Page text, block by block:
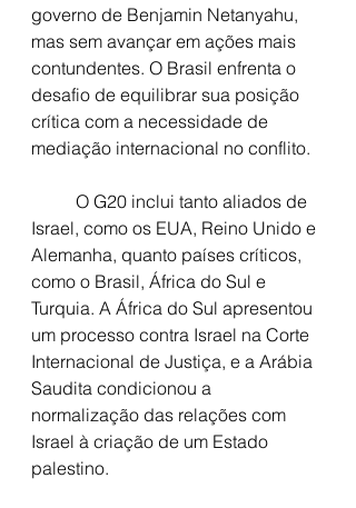
governo de Benjamin Netanyahu,
mas sem avançar em ações mais
contundentes. O Brasil enfrenta o
desafio de equilibrar sua posição
crítica com a necessidade de
mediação internacional no conflito.
Israel, como os EUA, Reino Unido e
Alemanha, quanto países críticos,
como o Brasil, África do Sul e
Turquia. A África do Sul apresentou
um processo contra Israel na Corte
Internacional de Justiça, e a Arábia
Saudita condicionou a
normalização das relações com
Israel à criação de um Estado
palestino.